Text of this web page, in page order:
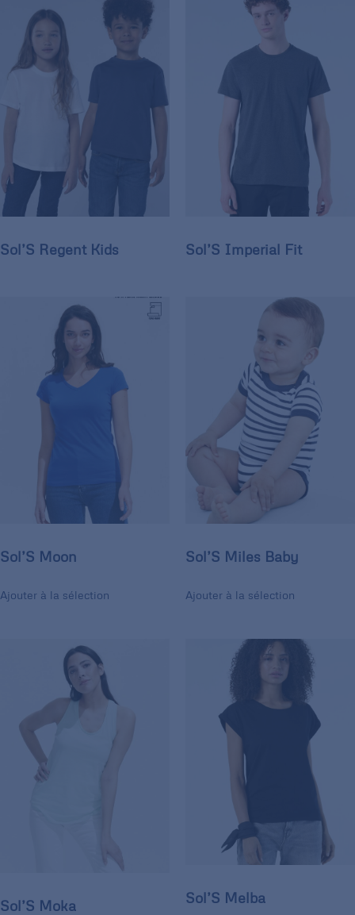
Sol’S Regent Kids Sol’S Imperial Fit
Sol’S Moon
Ajouter à la sélection
Sol’S Miles Baby
Ajouter à la sélection
Sol’S Moka Sol’S Melba